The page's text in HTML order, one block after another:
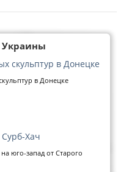
Украины
скульптур в Донецке
в Донецке
Хач
юго-запад от Старого